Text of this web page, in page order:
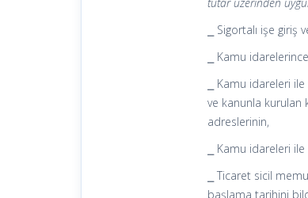
tutar üzerinden
⎯ Sigortalı işe
⎯ Kamu
⎯ Kamu idareleri
ve kanunla kurulan
adreslerinin,
⎯ Kamu idareleri
⎯ Ticaret sicil
başlama tarihini